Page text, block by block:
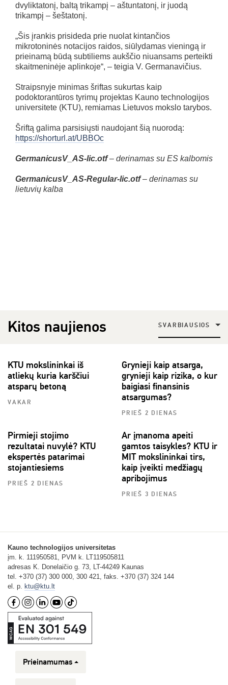
dvyliktatonį, baltą trikampį – aštuntatonį, ir juodą
trikampį – šeštatonį.
„Šis įrankis prisideda prie nuolat kintančios
mikrotoninės notacijos raidos, siūlydamas vieningą ir
prieinamą būdą subtiliems aukščio niuansams perteikti
skaitmeninėje aplinkoje“, – teigia V. Germanavičius.
Straipsnyje minimas šriftas sukurtas kaip
podoktorantūros tyrimų projektas Kauno technologijos
universitete (KTU), remiamas Lietuvos mokslo tarybos.
Šriftą galima parsisiųsti naudojant šią nuorodą:
https://shorturl.at/UBBOc
GermanicusV_AS-lic.otf– derinamas su ES kalbomis
GermanicusV_AS-Regular-lic.otf– derinamas su
lietuvių kalba
Kitos naujienos SVARBIAUSIOS
KTU mokslininkai iš
atliekų kuria karščiui
atsparų betoną
VAKAR
Grynieji kaip atsarga,
grynieji kaip rizika, o kur
baigiasi finansinis
atsargumas?
PRIEŠ 2 DIENAS
Pirmieji stojimo
rezultatai nuvylė? KTU
ekspertės patarimai
stojantiesiems
PRIEŠ 2 DIENAS
Ar įmanoma apeiti
gamtos taisykles? KTU ir
MIT mokslininkai tirs,
kaip įveikti medžiagų
apribojimus
PRIEŠ 3 DIENAS
Kauno technologijos universitetas
įm. k. 111950581, PVM k. LT119505811
adresas K. Donelaičio g. 73, LT-44249 Kaunas
tel. +370 (37) 300 000, 300 421, faks. +370 (37) 324 144
el. p.
ktu@ktu.lt
Prieinamumas